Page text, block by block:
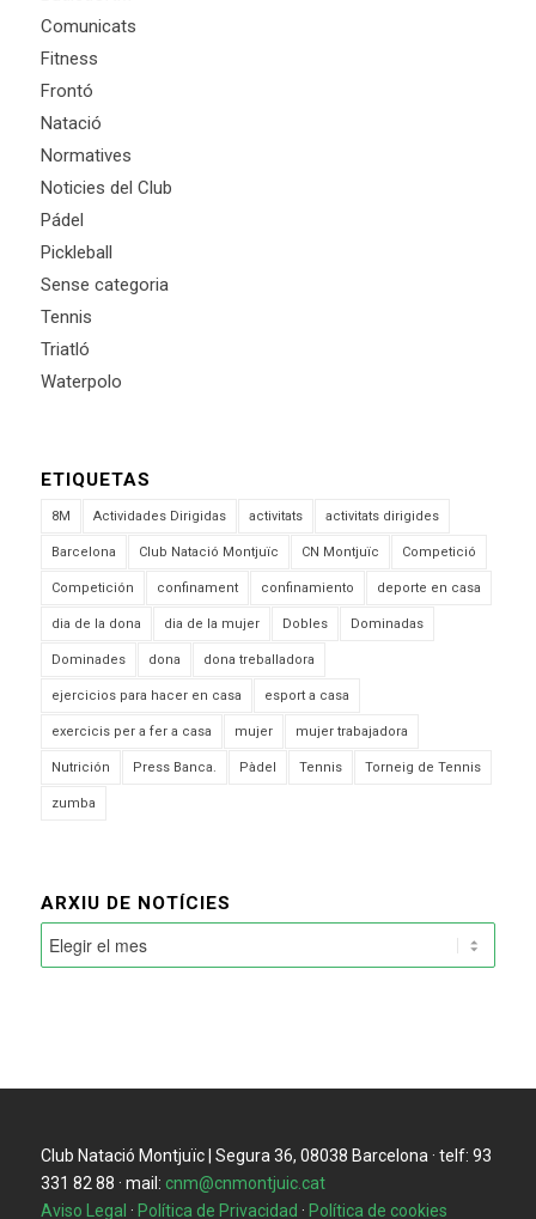
Comunicats
Fitness
Frontó
Natació
Normatives
Noticies del Club
Pádel
Pickleball
Sense categoria
Tennis
Triatló
Waterpolo
ETIQUETAS
8M Actividades Dirigidas activitats activitats dirigides
Barcelona Club Natació Montjuïc CN Montjuïc Competició
Competición confinament confinamiento deporte en casa
dia de la dona dia de la mujer Dobles Dominadas
Dominades dona dona treballadora
ejercicios para hacer en casa esport a casa
exercicis per a fer a casa mujer mujer trabajadora
Nutrición Press Banca. Pàdel Tennis Torneig de Tennis
zumba
ARXIU DE NOTÍCIES
Club Natació Montjuïc | Segura 36, 08038 Barcelona · telf: 93
331 82 88 · mail: cnm@cnmontjuic.cat
Aviso Legal · Política de Privacidad · Política de cookies